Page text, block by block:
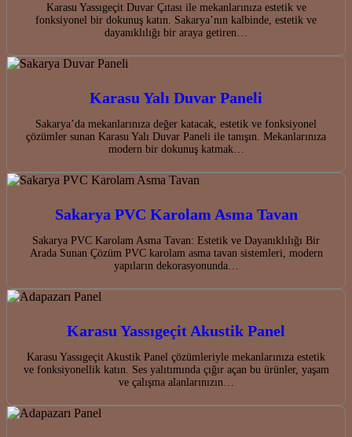
Karasu Yassıgeçit Duvar Çıtası ile mekanlarınıza estetik ve
fonksiyonel bir dokunuş katın. Sakarya’nın kalbinde, estetik ve
dayanıklılığı bir araya getiren…
Karasu Yalı Duvar Paneli
Sakarya’da mekanlarınıza değer katacak, estetik ve fonksiyonel
çözümler sunan Karasu Yalı Duvar Paneli ile tanışın. Mekanlarınıza
modern bir dokunuş katmak…
Sakarya PVC Karolam Asma Tavan
Sakarya PVC Karolam Asma Tavan: Estetik ve Dayanıklılığı Bir
Arada Sunan Çözüm PVC karolam asma tavan sistemleri, modern
yapıların dekorasyonunda…
Karasu Yassıgeçit Akustik Panel
Karasu Yassıgeçit Akustik Panel çözümleriyle mekanlarınıza estetik
ve fonksiyonellik katın. Ses yalıtımında çığır açan bu ürünler, yaşam
ve çalışma alanlarınızın…